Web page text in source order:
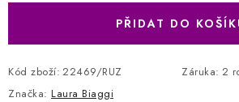
PŘIDAT DO
Kód zboží: 22469/RUZ Záruka: 2
Značka: Laura Biaggi